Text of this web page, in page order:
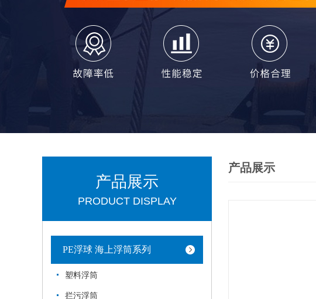
产品展示
PRODUCT DISPLAY
PE浮球 海上浮筒系列
塑料浮筒
拦污浮筒
产品展示